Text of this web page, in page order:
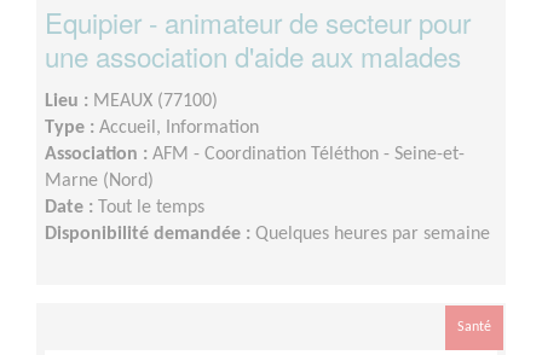
Equipier - animateur de secteur pour
une association d'aide aux malades
Lieu : MEAUX (77100)
Type : Accueil, Information
Association : AFM - Coordination Téléthon - Seine-et-
Marne (Nord)
Date :
Tout le temps
Disponibilité demandée : Quelques heures par semaine
Santé